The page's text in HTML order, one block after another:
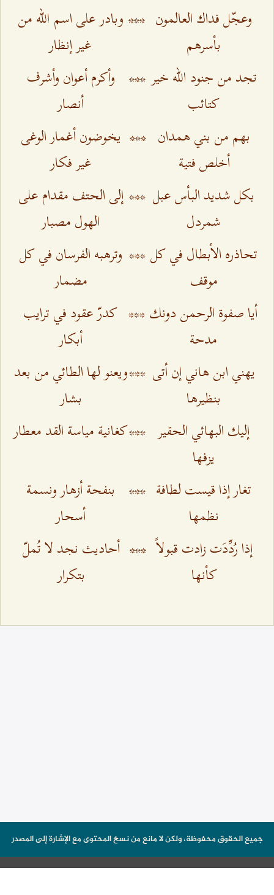
وعجّل فداك العالمون
بأسرهم
*** وبادر على اسم الله من
غير إنظار
تجد من جنود الله خير
كتائب
*** وأكرم أعوان وأشرف
أنصار
بهم من بني همدان
أخلص فتية
*** يخوضون أغمار الوغى
غير فكار
بكل شديد البأس عبل
شمردل
*** إلى الحتف مقدام على
الهول مصبار
تحاذره الأبطال في كل
موقف
*** وترهبه الفرسان في كل
مضمار
أيا صفوة الرحمن دونك
مدحة
*** كدرّ عقود في ترايب
أبكار
يهني ابن هاني إن أتى
بنظيرها
***ويعنو لها الطائي من بعد
بشار
إليك البهائي الحقير
يزفها
***كغانية مياسة القد معطار
تغار إذا قيست لطافة
نظمها
*** بنفحة أزهار ونسمة
أسحار
إذا رُدِّدَت زادت قبولاً
كأنها
*** أحاديث نجد لا تُملّ
بتكرار
جميع الحقوق محفوظة، ولكن لا مانع من نسخ المحتوى مع الإشارة إلى المصدر